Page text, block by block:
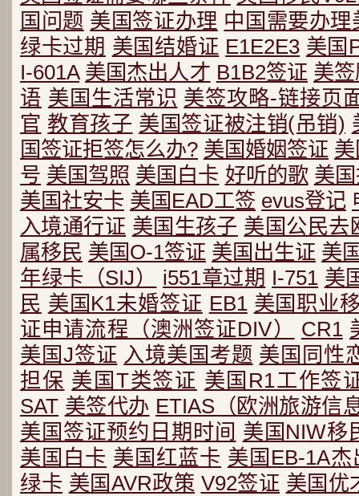
国问题 美国签证办理 中国需要办
绿卡过期 美国结婚证 E1E2E3 美国
I-601A 美国杰出人才 B1B2签证 美
语 美国生活常识 美签攻略-链接页
官 教育孩子 美国签证被注销(吊销)
国签证拒签怎么办? 美国婚姻签证
号 美国驾照 美国白卡 好听的歌 美
美国社安卡 美国EAD工签 evus登记
入境通行证 美国生孩子 美国公民去
属移民 美国O-1签证 美国出生证 美
年绿卡（SIJ）
i551章过期 I-751 美
民 美国K1未婚签证 EB1 美国职业
证申请流程（澳洲签证DIV）
CR1
美国J签证 入境美国考题 美国同性
担保 美国T类签证 美国R1工作签
SAT 美签代办 ETIAS（欧洲旅游信
美国签证预约日期时间 美国NIW移
美国白卡 美国红蓝卡 美国EB-1A
绿卡 美国AVR政策 V92签证 美国优